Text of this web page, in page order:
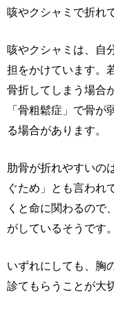
咳やクシャミで折れ
咳やクシャミは、自
担をかけています。
骨折してしまう場合
「骨粗鬆症」で骨
る場合があります。
肋骨が折れやすいの
ぐため」とも言われ
くと命に関わるので
がしているそうです。
いずれにしても、胸
診てもらうことが大